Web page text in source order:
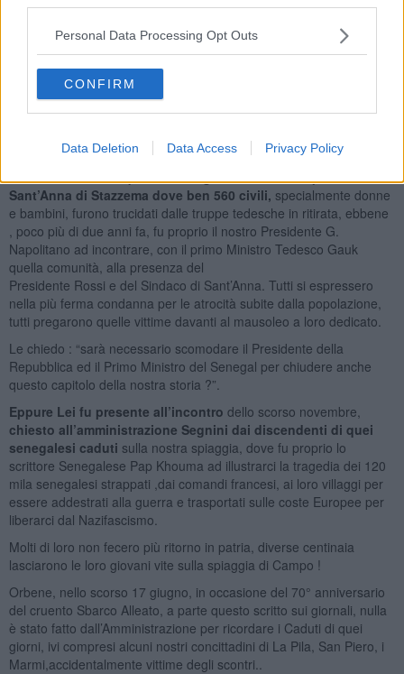
Personal Data Processing Opt Outs
CONFIRM
Data Deletion Data Access Privacy Policy
tentativi di incontro che si sono susseguiti negli anni scorsi, nella
sala consiliare a partire dal lontano 1994, in occasione del
Centenario della nascita del Comune di Campo nell’Elba.
Concordo con Lei sul fatto che la ferita, in chi ha subito violenze, è
ancora aperta e, aggiungo non si rimarginerà mai completamente
in chi l’ha subita, ma non capisco quali studi e quali esperti
anni e che la guerra è comunque una grande atrocità.
Sant’Anna di Stazzema dove ben 560 civili, specialmente donne
e bambini, furono trucidati dalle truppe tedesche in ritirata, ebbene
, poco più di due anni fa, fu proprio il nostro Presidente G.
Napolitano ad incontrare, con il primo Ministro Tedesco Gauk
quella comunità, alla presenza del
Presidente Rossi e del Sindaco di Sant’Anna. Tutti si espressero
nella più ferma condanna per le atrocità subite dalla popolazione,
tutti pregarono quelle vittime davanti al mausoleo a loro dedicato.
Le chiedo : “sarà necessario scomodare il Presidente della
Repubblica ed il Primo Ministro del Senegal per chiudere anche
questo capitolo della nostra storia ?”.
Eppure Lei fu presente all’incontro dello scorso novembre,
chiesto all’amministrazione Segnini dai discendenti di quei
senegalesi caduti sulla nostra spiaggia, dove fu proprio lo
scrittore Senegalese Pap Khouma ad illustrarci la tragedia dei 120
mila senegalesi strappati ,dai comandi francesi, ai loro villaggi per
essere addestrati alla guerra e trasportati sulle coste Europee per
liberarci dal Nazifascismo.
Molti di loro non fecero più ritorno in patria, diverse centinaia
lasciarono le loro giovani vite sulla spiaggia di Campo !
Orbene, nello scorso 17 giugno, in occasione del 70° anniversario
del cruento Sbarco Alleato, a parte questo scritto sui giornali, nulla
è stato fatto dall’Amministrazione per ricordare i Caduti di quei
giorni, ivi compresi alcuni nostri concittadini di La Pila, San Piero, i
Marmi,accidentalmente vittime degli scontri..